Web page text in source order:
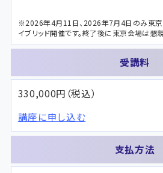
※2026年4月11日、2026年7月4日のみ東京
イブリッド開催です。終了後に東京会場は懇
受講料
330,000円（税込）
講座に申し込む
支払方法